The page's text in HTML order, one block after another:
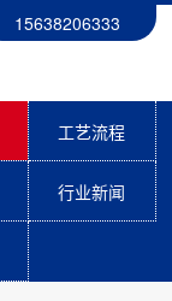
15638206333
工艺流程
行业新闻